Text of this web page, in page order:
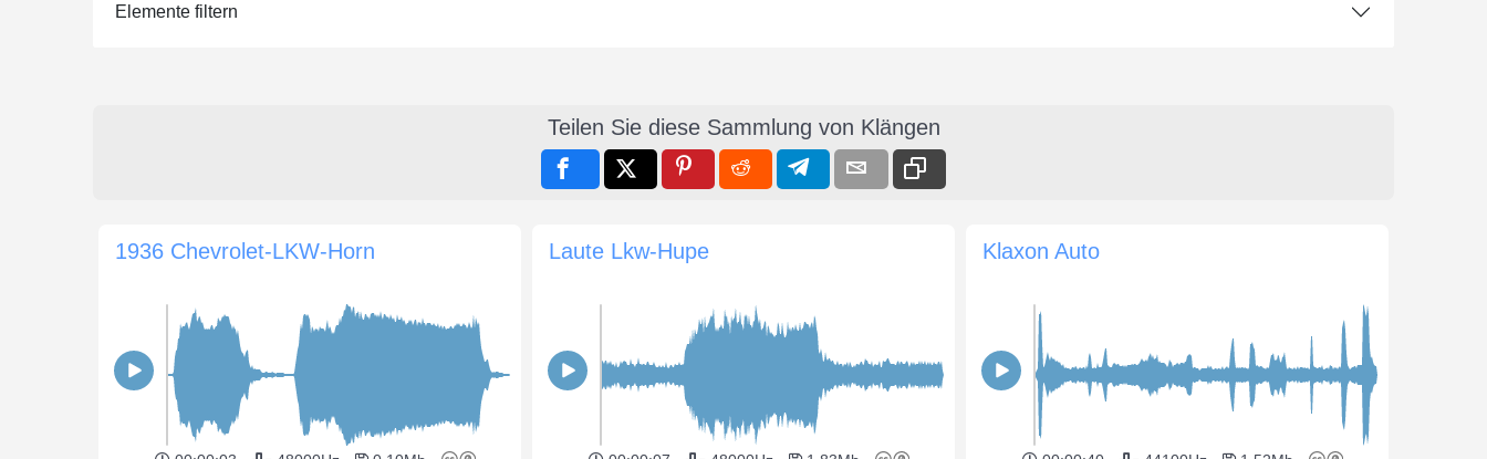
Elemente filtern
Teilen Sie diese Sammlung von Klängen
1936 Chevrolet-LKW-Horn Laute Lkw-Hupe Klaxon Auto